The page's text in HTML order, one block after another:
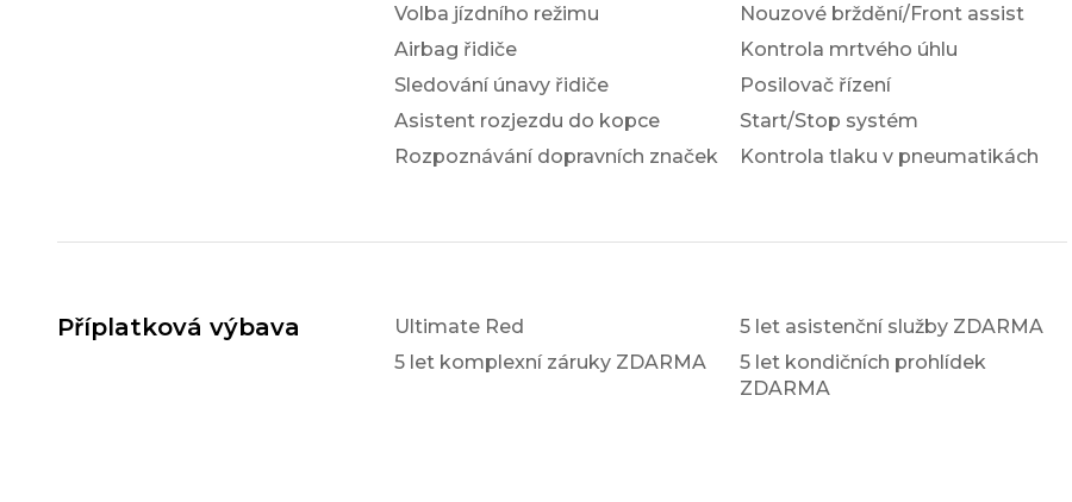
Volba jízdního režimu
Airbag řidiče
Sledování únavy řidiče
Asistent rozjezdu do kopce
Rozpoznávání dopravních značek
Nouzové brždění/Front assist
Kontrola mrtvého úhlu
Posilovač řízení
Start/Stop systém
Kontrola tlaku v pneumatikách
Příplatková výbava
Ultimate Red
5 let komplexní záruky ZDARMA
5 let asistenční služby ZDARMA
5 let kondičních prohlídek
ZDARMA